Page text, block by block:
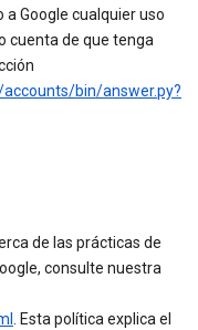
Google cualquier uso
cuenta de que tenga
bin/answer.py?
de las prácticas de
consulte nuestra
. Esta política explica el